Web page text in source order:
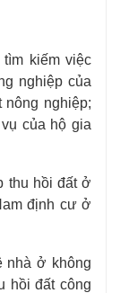
kiếm việc
nghiệp của
nông nghiệp;
của hộ gia
thu hồi đất ở
định cư ở
nhà ở không
hồi đất công